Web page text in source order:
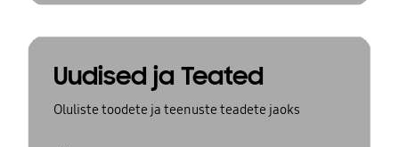
Uudised ja Teated
Oluliste toodete ja teenuste teadete jaoks